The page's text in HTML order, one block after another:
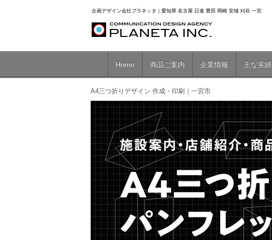
企画デザイン会社プラネッタ｜愛知県 名古屋 日進 豊田 岡崎 安城 刈谷 一宮
Home 商品ご案内 企業情報 主な実績
A4三つ折りデザイン 作成・印刷｜一宮市